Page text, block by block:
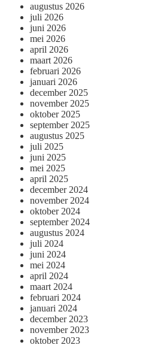
augustus 2026
juli 2026
juni 2026
mei 2026
april 2026
maart 2026
februari 2026
januari 2026
december 2025
november 2025
oktober 2025
september 2025
augustus 2025
juli 2025
juni 2025
mei 2025
april 2025
december 2024
november 2024
oktober 2024
september 2024
augustus 2024
juli 2024
juni 2024
mei 2024
april 2024
maart 2024
februari 2024
januari 2024
december 2023
november 2023
oktober 2023